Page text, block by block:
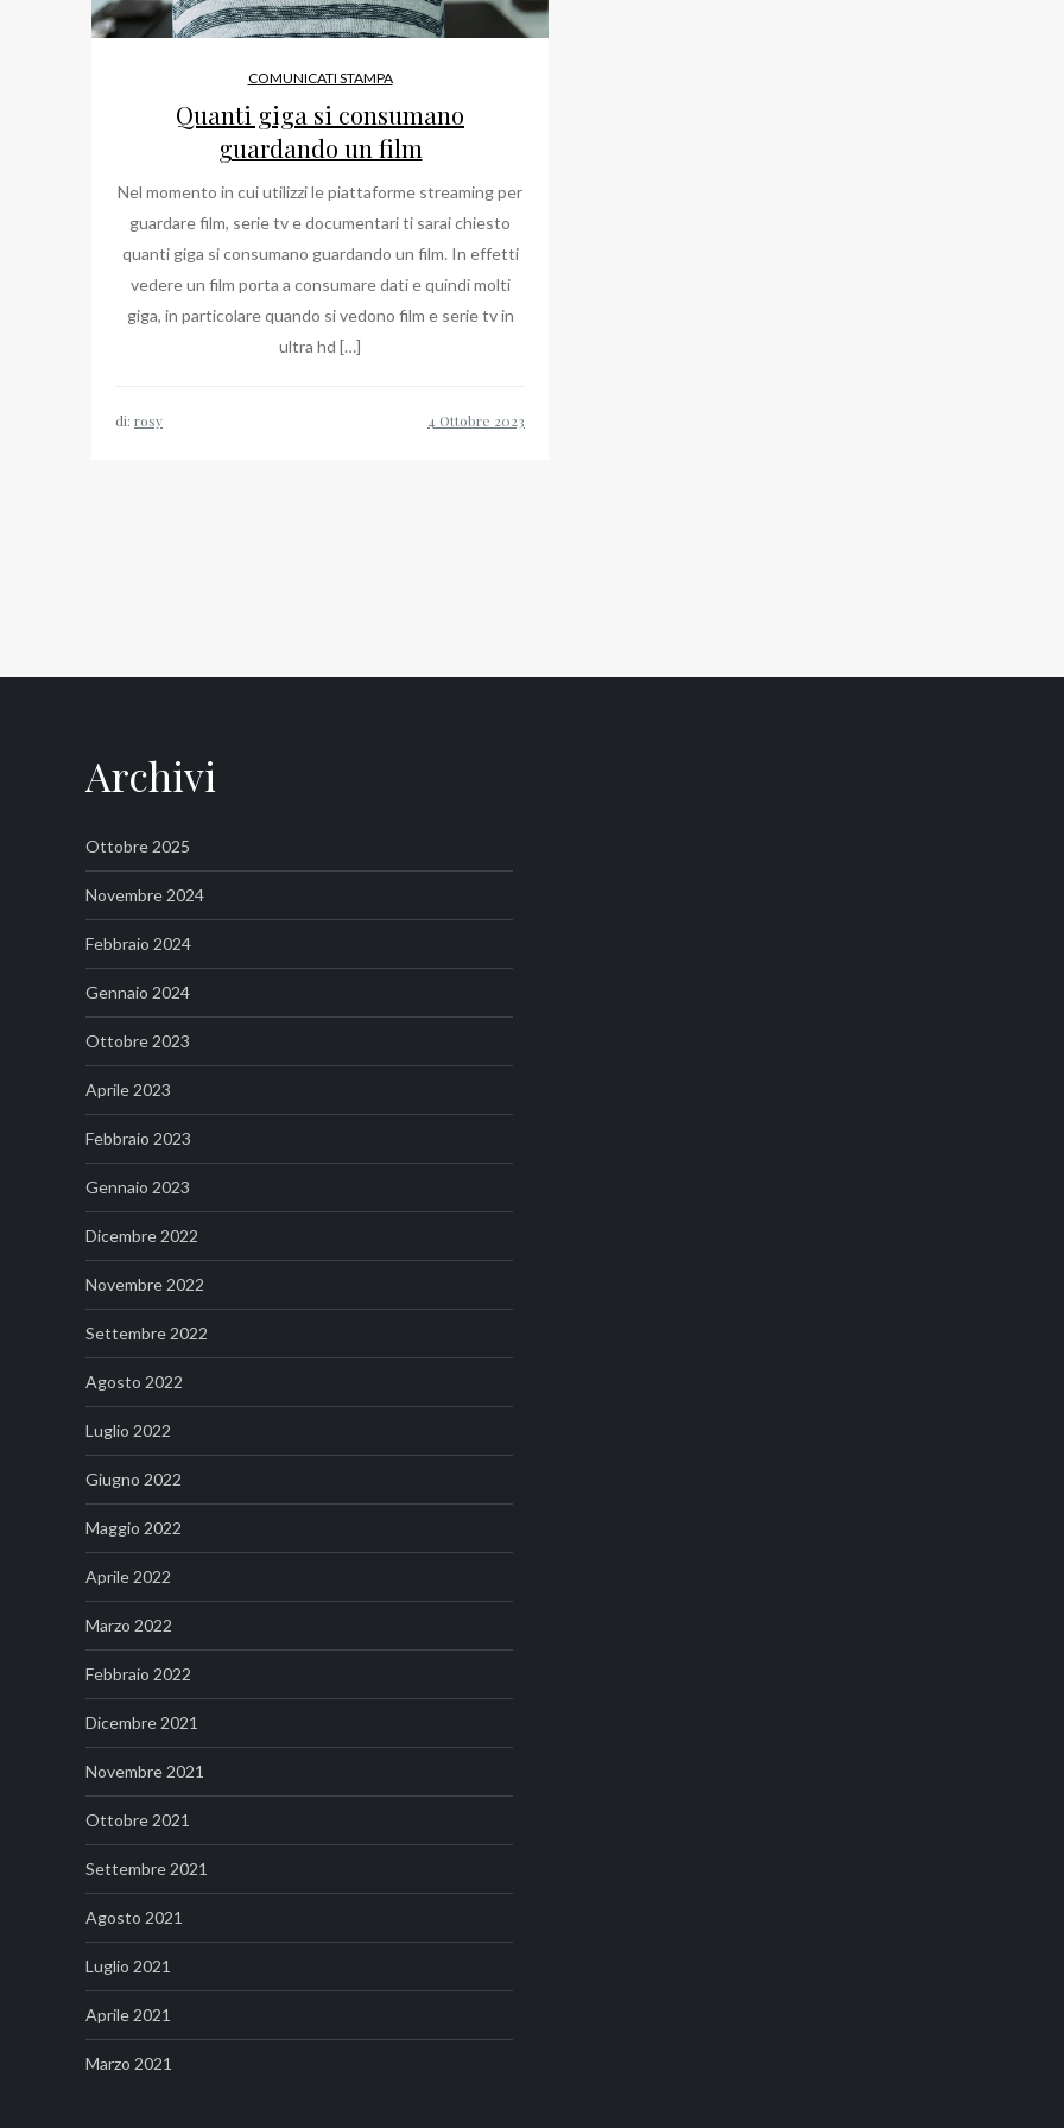
COMUNICATI STAMPA
Quanti giga si consumano
guardando un film
Nel momento in cui utilizzi le piattaforme streaming per
guardare film, serie tv e documentari ti sarai chiesto
quanti giga si consumano guardando un film. In effetti
vedere un film porta a consumare dati e quindi molti
giga, in particolare quando si vedono film e serie tv in
ultra hd […]
di: rosy
Archivi
Ottobre 2025
Novembre 2024
Febbraio 2024
Gennaio 2024
Ottobre 2023
Aprile 2023
Febbraio 2023
Gennaio 2023
Dicembre 2022
Novembre 2022
Settembre 2022
Agosto 2022
Luglio 2022
Giugno 2022
Maggio 2022
Aprile 2022
Marzo 2022
Febbraio 2022
Dicembre 2021
Novembre 2021
Ottobre 2021
Settembre 2021
Agosto 2021
Luglio 2021
Aprile 2021
Marzo 2021